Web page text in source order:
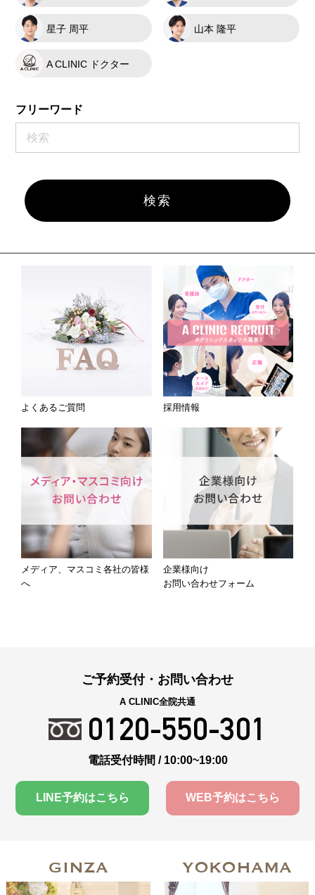
星子 周平 山本 隆平
A CLINIC ドクター
フリーワード
よくあるご質問 採用情報
メディア、マスコミ各社の皆様
へ
企業様向け
お問い合わせフォーム
ご予約受付・お問い合わせ
A CLINIC全院共通
0120-550-301
電話受付時間 / 10:00~19:00
LINE予約はこちら WEB予約はこちら
GINZA YOKOHAMA